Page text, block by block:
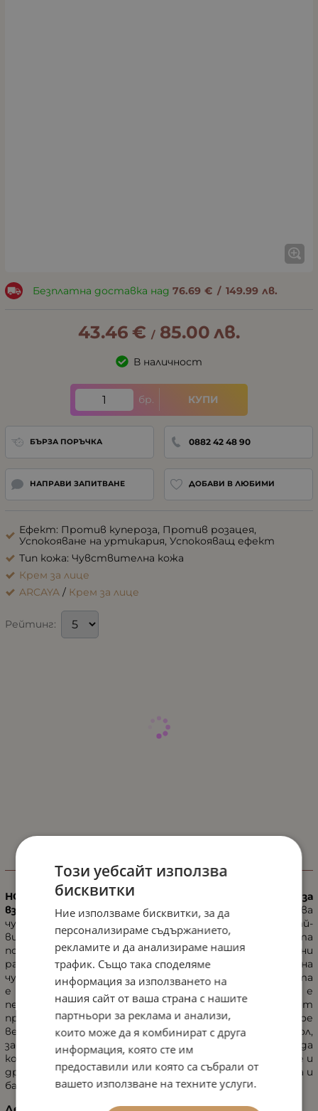
Безплатна доставка над 76.69 € / 149.99 лв.
43.46 € / 85.00 лв.
В наличност
бр. КУПИ
БЪРЗА ПОРЪЧКА 0882 42 48 90
НАПРАВИ ЗАПИТВАНЕ ДОБАВИ В ЛЮБИМИ
Ефект: Против купероза, Против розацея,
Успокояване на уртикария, Успокояващ ефект
Тип кожа: Чувствителна кожа
Крем за лице
ARCAYA / Крем за лице
Рейтинг:
ИНФОРМАЦИЯ
НОВО от Аркая! Богата интензивна грижа за
взискателна, чувствителна кожа.
Успокоява
чувствителната и стресирана кожа с добавяне на най-
висококачествени активни съставки и прави кожата
по-устойчива на потенциални ежедневни
раздразнения. Клетъчната защита на
чувствителната кожа е специално подсилена, кожата
е обгрижена с ценни масла, а водният баланс е
перфектно регулиран. Комбинацията от
противовъзпалителни активни съставки от алое
вера, тигрова трева, ектоин, сквалан и алфа бизаболол,
заедно с пребиотичната активна система, привежда
кожата в здравословен баланс. Острото зачервяване и
дразнене са ефективно намалени, кожата е успокоена и
балансирана.
Този уебсайт използва
бисквитки
Ние използваме бисквитки, за да
персонализираме съдържанието,
рекламите и да анализираме нашия
трафик. Също така споделяме
информация за използването на
нашия сайт от ваша страна с нашите
партньори за реклама и анализи,
които може да я комбинират с друга
информация, която сте им
предоставили или която са събрали от
вашето използване на техните услуги.